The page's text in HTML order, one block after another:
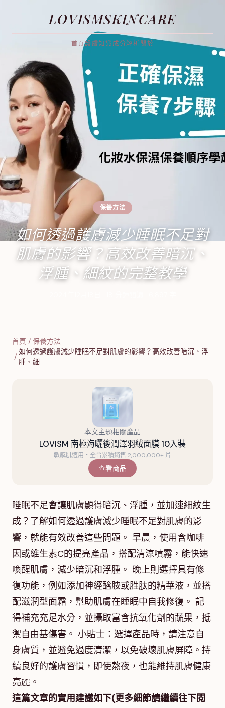
LOVISMSKINCARE
首頁護膚知識成分解析關於
保養方法
如何透過護膚減少睡眠不足對
肌膚的影響？高效改善暗沉、
浮腫、細紋的完整教學
首頁 / 保養方法
/
如何透過護膚減少睡眠不足對肌膚的影響？高效改善暗沉、浮
腫、細…
本文主題相關產品
LOVISM 南極海曬後潤澤羽絨面膜 10入裝
敏感肌適用・全台累積銷售 2,000,000+ 片
查看商品
睡眠不足會讓肌膚顯得暗沉、浮腫，並加速細紋生
成？了解如何透過護膚減少睡眠不足對肌膚的影
響，就能有效改善這些問題。 早晨，使用含咖啡
因或維生素C的提亮產品，搭配清涼噴霧，能快速
喚醒肌膚，減少暗沉和浮腫。 晚上則選擇具有修
復功能，例如添加神經醯胺或胜肽的精華液，並搭
配滋潤型面霜，幫助肌膚在睡眠中自我修復。 記
得補充充足水分，並攝取富含抗氧化劑的蔬果，抵
禦自由基傷害。 小貼士：選擇產品時，請注意自
身膚質，並避免過度清潔，以免破壞肌膚屏障。持
續良好的護膚習慣，即使熬夜，也能維持肌膚健康
亮麗。
這篇文章的實用建議如下(更多細節請繼續往下閱